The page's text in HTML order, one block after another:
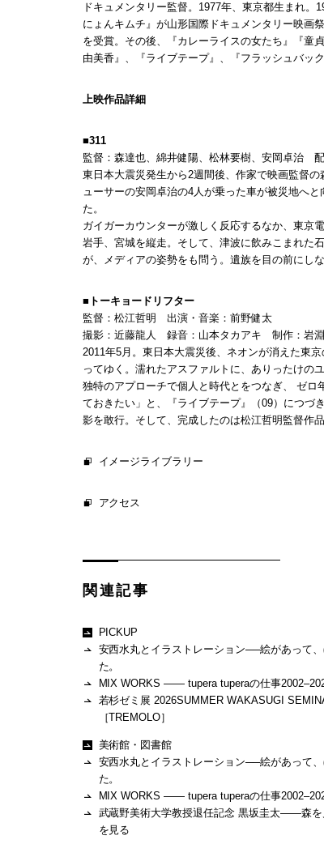
ドキュメンタリー監督。1977年、東京都生まれ
にょんキムチ』が山形国際ドキュメンタリー映画
を受賞。その後、『カレーライスの女たち』『童
由美香』、『ライブテープ』、『フラッシュバッ
上映作品詳細
■311
監督：森達也、綿井健陽、松林要樹、安岡卓治
東日本大震災発生から2週間後、作家で映画監督
ューサーの安岡卓治の4人が乗った車が被災地へ
た。
ガイガーカウンターが激しく反応するなか、東京
岩手、宮城を縦走。そして、津波に飲みこまれた
が、メディアの姿勢をも問う。遺族を目の前にし
■トーキョードリフター
監督：松江哲明 出演・音楽：前野健太
撮影：近藤龍人 録音：山本タカアキ 制作：岩
2011年5月。東日本大震災後、ネオンが消えた東
ってゆく。濡れたアスファルトに、ありったけの
独特のアプローチで個人と時代とをつなぎ、 ゼロ
ておきたい」と、『ライブテープ』（09）につづ
影を敢行。そして、完成したのは松江哲明監督作
イメージライブラリー
アクセス
関連記事
PICKUP
安西水丸とイラストレーション──絵があって
た。
MIX WORKS —— tupera tuperaの仕事
若杉ゼミ展 2026SUMMER WAKASUGI
［TREMOLO］
美術館・図書館
安西水丸とイラストレーション──絵があって
た。
MIX WORKS —— tupera tuperaの仕事
武蔵野美術大学教授退任記念 黒坂圭太——森を
を見る